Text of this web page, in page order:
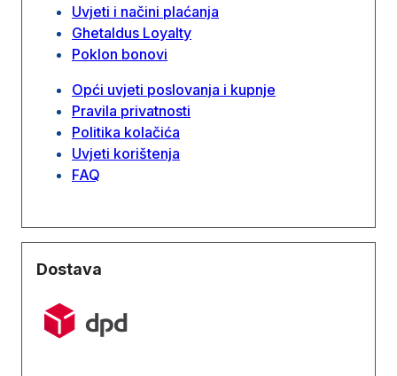
Uvjeti i načini plaćanja
Ghetaldus Loyalty
Poklon bonovi
Opći uvjeti poslovanja i kupnje
Pravila privatnosti
Politika kolačića
Uvjeti korištenja
FAQ
Dostava